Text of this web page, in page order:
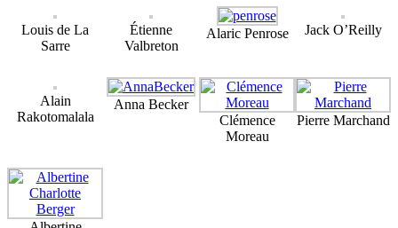
Louis de La
Sarre
Étienne
Valbreton
Alaric Penrose Jack O’Reilly
Alain
Rakotomalala
Anna Becker
Clémence
Moreau
Pierre Marchand